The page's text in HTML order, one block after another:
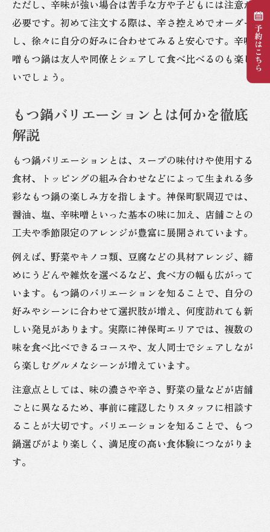
ただし、辛味が強い場合は苦手な方や子どもには注意が
必要です。初めて注文する際は、辛さ控えめでオーダー
し、徐々に自分の好みに合わせてみると安心です。辛味
噌もつ鍋は友人や同僚とシェアして食べ比べるのも楽し
いでしょう。
もつ鍋バリエーションとは何かを徹底
解説
もつ鍋バリエーションとは、スープの味付けや使用する
食材、トッピングの組み合わせなどによって生まれる多
彩なもつ鍋の楽しみ方を指します。神保町駅周辺では、
醤油、塩、辛味噌といった基本の味に加え、店舗ごとの
工夫や季節限定のアレンジが豊富に展開されています。
例えば、野菜やキノコ類、豆腐などの具材アレンジ、締
めにうどんや雑炊を選べるなど、食べ方の幅も広がって
います。もつ鍋のバリエーションを知ることで、自分の
好みやシーンに合わせて選択肢が増え、何度訪れても新
しい発見があります。実際に神保町エリアでは、複数の
味を食べ比べできるコースや、友人同士でシェアしなが
ら楽しむグルメなシーンが増えています。
注意点としては、味の濃さや辛さ、野菜の量などが店舗
ごとに異なるため、事前に確認したりスタッフに相談す
ることが大切です。バリエーションを知ることで、もつ
鍋選びがより楽しく、満足度の高い食体験につながりま
す。